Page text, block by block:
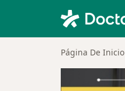
Página De Inicio